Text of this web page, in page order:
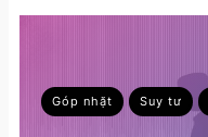
Góp nhặt Suy tư